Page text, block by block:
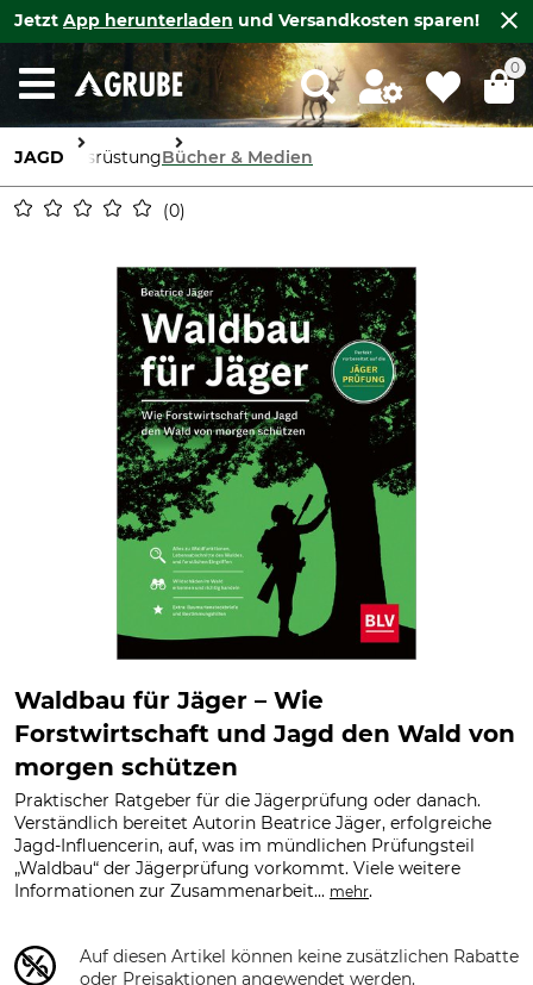
Jetzt App herunterladen und Versandkosten sparen!
0
JAGD AusrüstungBücher & Medien
0
Waldbau für Jäger – Wie
Forstwirtschaft und Jagd den Wald von
morgen schützen
Praktischer Ratgeber für die Jägerprüfung oder danach.
Verständlich bereitet Autorin Beatrice Jäger, erfolgreiche
Jagd-Influencerin, auf, was im mündlichen Prüfungsteil
„Waldbau“ der Jägerprüfung vorkommt. Viele weitere
Informationen zur Zusammenarbeit... mehr.
Auf diesen Artikel können keine zusätzlichen Rabatte
oder Preisaktionen angewendet werden.